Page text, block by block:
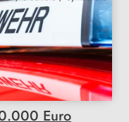
Euro